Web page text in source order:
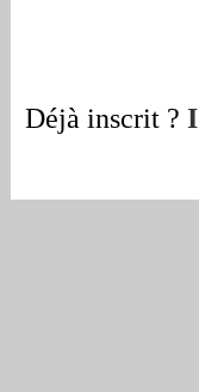
Déjà inscrit ?